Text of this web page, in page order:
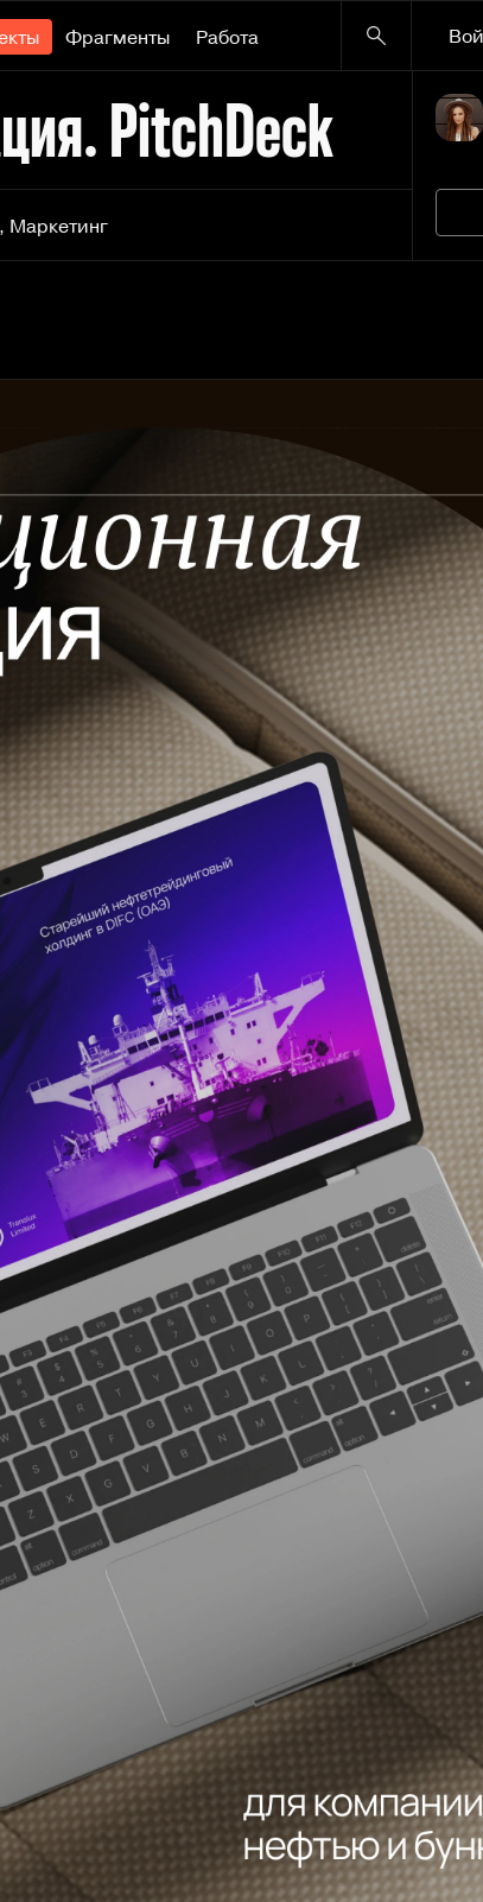
Фрагменты Работа
PitchDeck
, Маркетинг